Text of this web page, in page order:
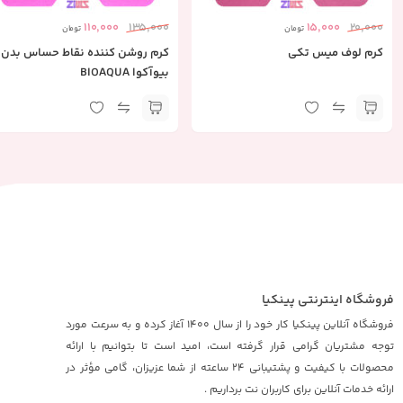
20,000
15,000 تومان
کرم لوف میس تکی
135,000
110,000 تومان
کرم روشن کننده نقاط حساس بدن
بیوآکوا BIOAQUA
فروشگاه اینترنتی پینکیا
فروشگاه آنلاین پینکیا کار خود را از سال 1400 آغاز کرده و به سرعت مورد
توجه مشتریان گرامی قرار گرفته است، امید است تا بتوانیم با ارائه
محصولات با کیفیت و پشتیبانی 24 ساعته از شما عزیزان، گامی مؤثر در
ارائه خدمات آنلاین برای کاربران نت برداریم .